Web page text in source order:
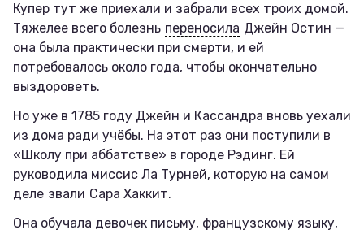
Купер тут же приехали и забрали всех троих домой.
Тяжелее всего болезнь переносила Джейн Остин —
она была практически при смерти, и ей
потребовалось около года, чтобы окончательно
выздороветь.
Но уже в 1785 году Джейн и Кассандра вновь уехали
из дома ради учёбы. На этот раз они поступили в
«Школу при аббатстве» в городе Рэдинг. Ей
руководила миссис Ла Турней, которую на самом
деле звали Сара Хаккит.
Она обучала девочек письму, французскому языку,